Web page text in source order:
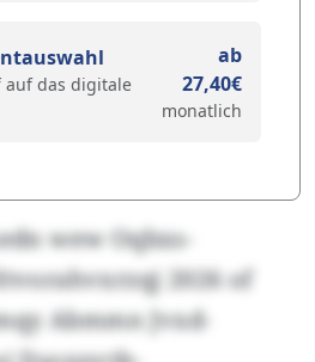
auf das digitale
ab
27,40€
monatlich
wew Oqbxs-
2026 of
Abmmn Jvxd-